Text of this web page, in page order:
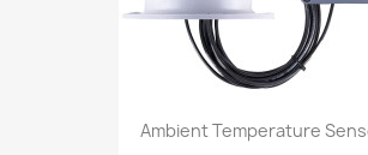
Ambient Temperature